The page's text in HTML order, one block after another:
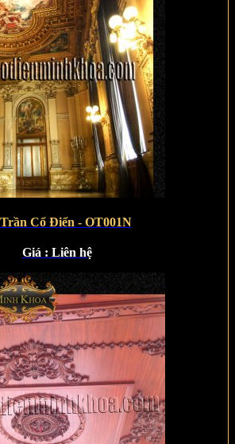
Cổ Điển - OT001N
Giá : Liên hệ